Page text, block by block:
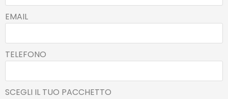
EMAIL
TELEFONO
SCEGLI IL TUO PACCHETTO